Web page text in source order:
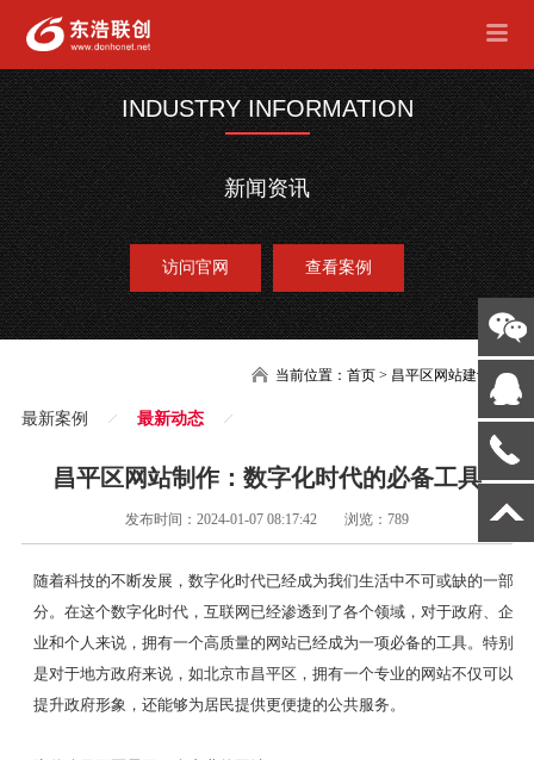
INDUSTRY INFORMATION
新闻资讯
访问官网 查看案例
当前位置：首页 > 昌平区网站建设
最新案例 最新动态
昌平区网站制作：数字化时代的必备工具
发布时间：2024-01-07 08:17:42 浏览：789
随着科技的不断发展，数字化时代已经成为我们生活中不可或缺的一部
分。在这个数字化时代，互联网已经渗透到了各个领域，对于政府、企
业和个人来说，拥有一个高质量的网站已经成为一项必备的工具。特别
是对于地方政府来说，如北京市昌平区，拥有一个专业的网站不仅可以
提升政府形象，还能够为居民提供更便捷的公共服务。